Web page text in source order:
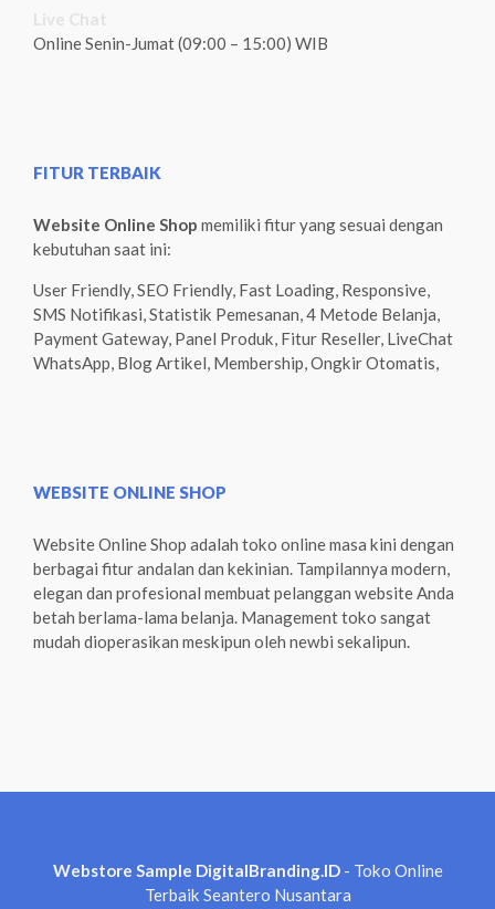
Online Senin-Jumat (09:00 – 15:00) WIB
FITUR TERBAIK
Website Online Shop memiliki fitur yang sesuai dengan
kebutuhan saat ini:
User Friendly, SEO Friendly, Fast Loading, Responsive,
SMS Notifikasi, Statistik Pemesanan, 4 Metode Belanja,
Payment Gateway, Panel Produk, Fitur Reseller, LiveChat
WhatsApp, Blog Artikel, Membership, Ongkir Otomatis,
WEBSITE ONLINE SHOP
Website Online Shop adalah toko online masa kini dengan
berbagai fitur andalan dan kekinian. Tampilannya modern,
elegan dan profesional membuat pelanggan website Anda
betah berlama-lama belanja. Management toko sangat
mudah dioperasikan meskipun oleh newbi sekalipun.
Webstore Sample DigitalBranding.ID- Toko Online
Terbaik Seantero Nusantara